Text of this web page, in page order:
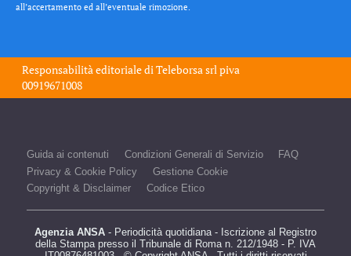
all’accertamento ed all’eventuale rimozione.
Responsabilità editoriale diTeleborsa srlpiva
00919671008
Guida ai contenuti Condizioni Generali di Servizio
FAQ
Privacy & Cookie Policy
Gestione Cookie
Copyright & Disclaimer
Codice Etico
Agenzia ANSA - Periodicità quotidiana - Iscrizione al Registro
della Stampa presso il Tribunale di Roma n. 212/1948 - P. IVA